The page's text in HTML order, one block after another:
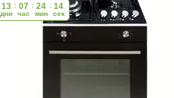
13
дни
: 07
час
: 24
мин
: 14
cек